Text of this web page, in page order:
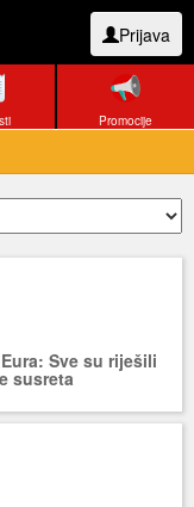
Prijava
Promocije
Sve su riješili
susreta